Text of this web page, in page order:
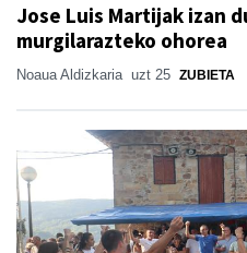
Jose Luis Martijak izan
murgilarazteko ohorea
Noaua Aldizkaria uzt 25 ZUBIETA